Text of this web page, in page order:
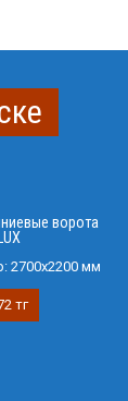
ворота
2700x2200 мм
тг